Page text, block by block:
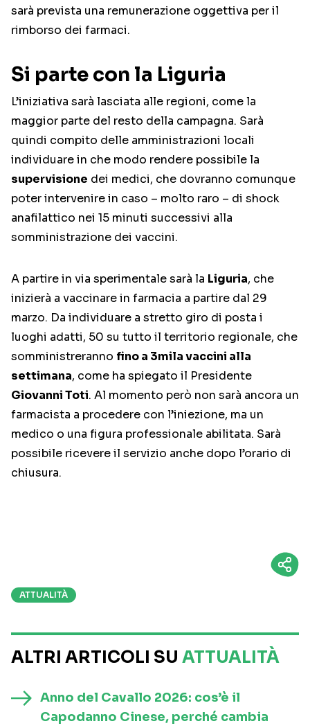
sarà prevista una remunerazione oggettiva per il
rimborso dei farmaci.
Si parte con la Liguria
L’iniziativa sarà lasciata alle regioni, come la
maggior parte del resto della campagna. Sarà
quindi compito delle amministrazioni locali
individuare in che modo rendere possibile la
supervisione dei medici, che dovranno comunque
poter intervenire in caso – molto raro – di shock
anafilattico nei 15 minuti successivi alla
somministrazione dei vaccini.
A partire in via sperimentale sarà la Liguria, che
inizierà a vaccinare in farmacia a partire dal 29
marzo. Da individuare a stretto giro di posta i
luoghi adatti, 50 su tutto il territorio regionale, che
somministreranno fino a 3mila vaccini alla
settimana, come ha spiegato il Presidente
Giovanni Toti. Al momento però non sarà ancora un
farmacista a procedere con l’iniezione, ma un
medico o una figura professionale abilitata. Sarà
possibile ricevere il servizio anche dopo l’orario di
chiusura.
ATTUALITÀ
ALTRI ARTICOLI SU ATTUALITÀ
Anno del Cavallo 2026: cos’è il
Capodanno Cinese, perché cambia